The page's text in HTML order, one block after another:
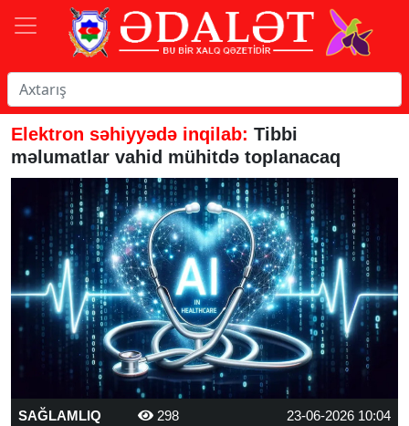
Elektron səhiyyədə inqilab: Tibbi
məlumatlar vahid mühitdə toplanacaq
SAĞLAMLIQ 298
23-06-2026 10:04